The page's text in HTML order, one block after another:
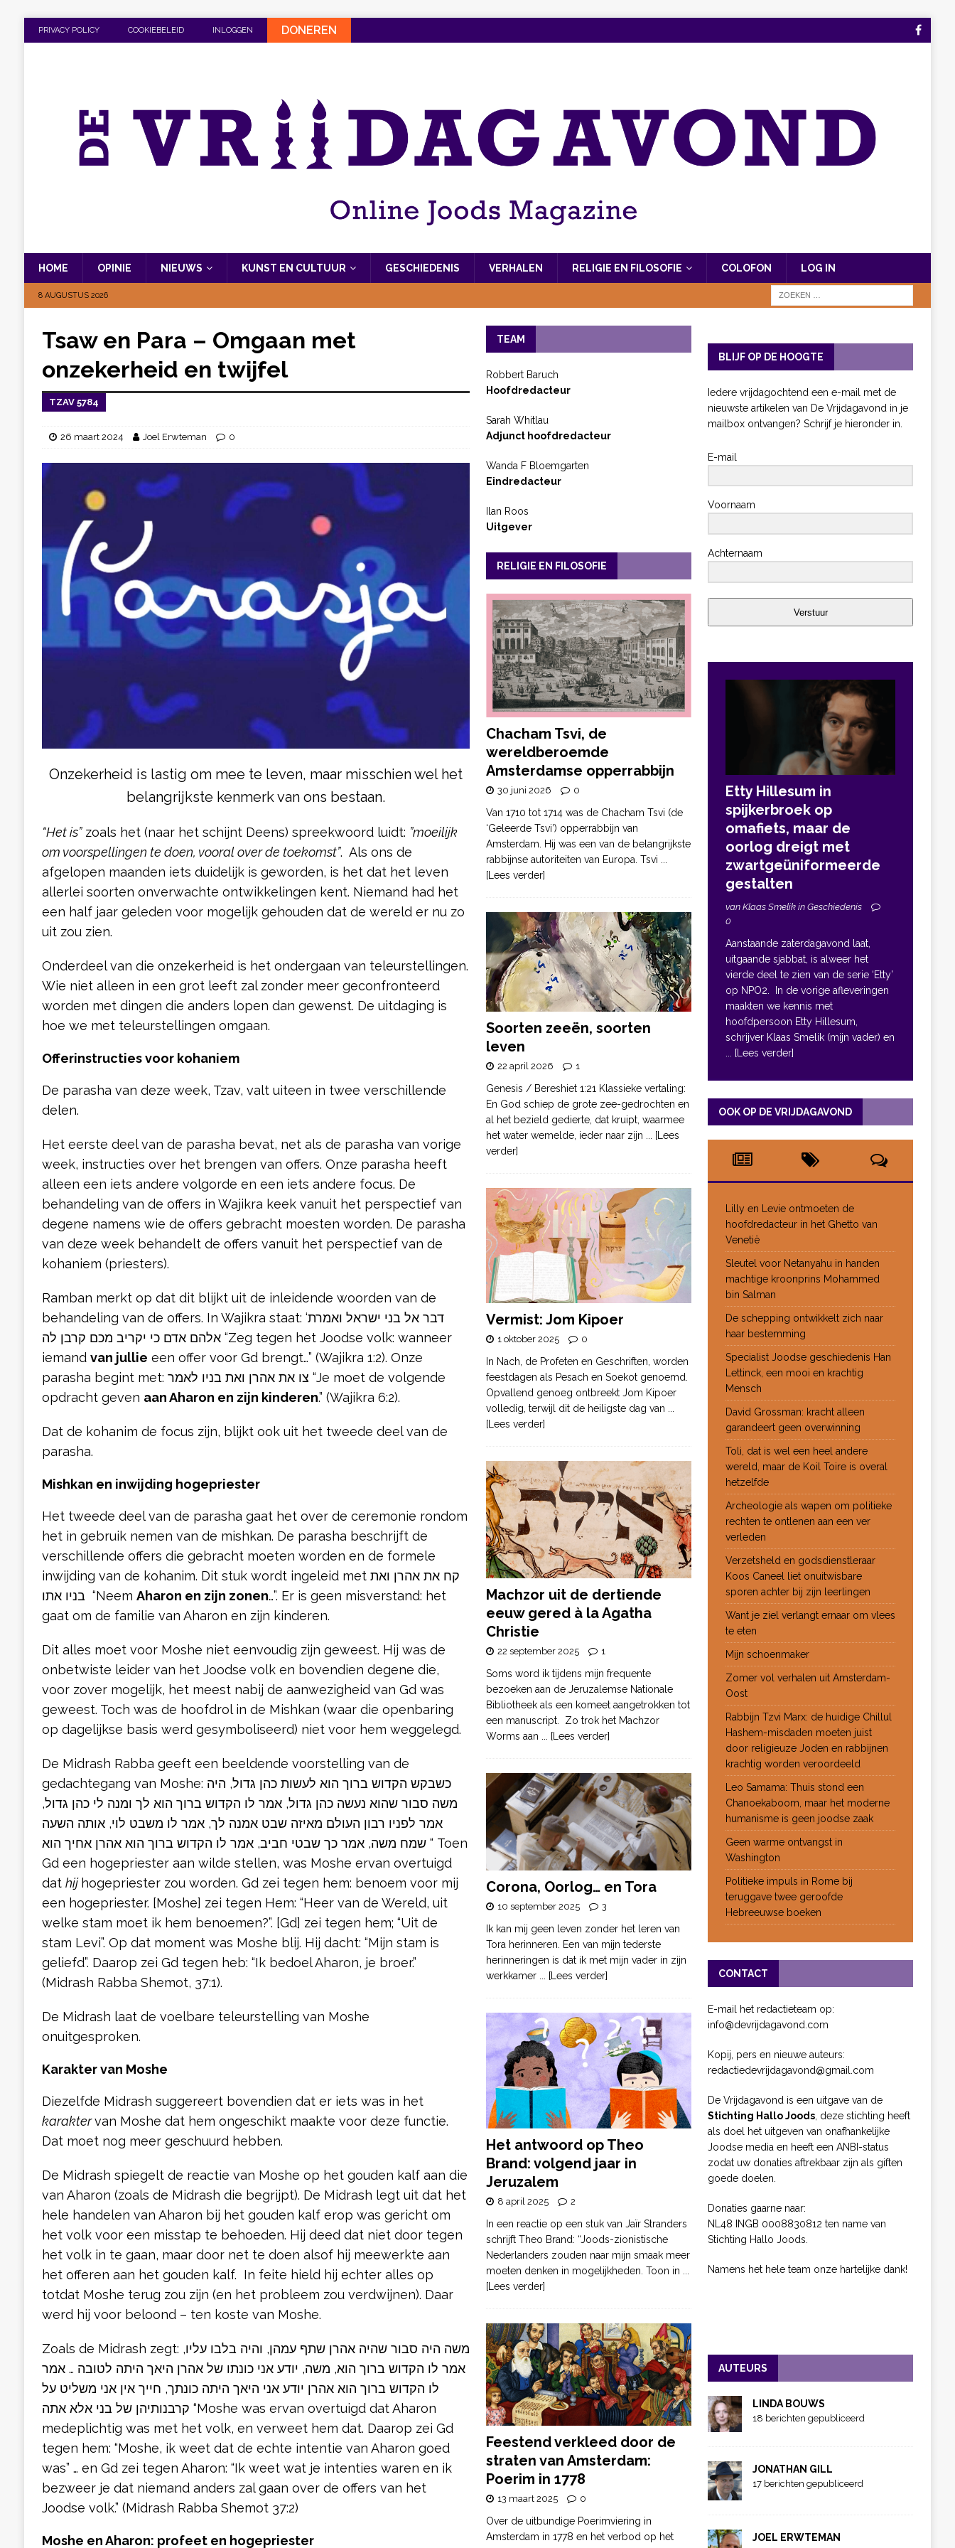
PRIVACY POLICY COOKIEBELEID INLOGGEN DONEREN
HOME OPINIE NIEUWS KUNST EN CULTUUR GESCHIEDENIS VERHALEN RELIGIE EN FILOSOFIE COLOFON LOG IN
8 AUGUSTUS 2026
Tsaw en Para – Omgaan met
onzekerheid en twijfel
TZAV 5784
26 maart 2024 Joel Erwteman 0
Onzekerheid is lastig om mee te leven, maar misschien wel het
belangrijkste kenmerk van ons bestaan.
“Het is”zoals het (naar het schijnt Deens) spreekwoord luidt: ”moeilijk
om voorspellingen te doen, vooral over de toekomst”. Als ons de
afgelopen maanden iets duidelijk is geworden, is het dat het leven
allerlei soorten onverwachte ontwikkelingen kent. Niemand had het
een half jaar geleden voor mogelijk gehouden dat de wereld er nu zo
uit zou zien.
Onderdeel van die onzekerheid is het ondergaan van teleurstellingen.
Wie niet alleen in een grot leeft zal zonder meer geconfronteerd
worden met dingen die anders lopen dan gewenst. De uitdaging is
hoe we met teleurstellingen omgaan.
Offerinstructies voor kohaniem
De parasha van deze week, Tzav, valt uiteen in twee verschillende
delen.
Het eerste deel van de parasha bevat, net als de parasha van vorige
week, instructies over het brengen van offers. Onze parasha heeft
alleen een iets andere volgorde en een iets andere focus. De
behandeling van de offers in Wajikra keek vanuit het perspectief van
degene namens wie de offers gebracht moesten worden. De parasha
van deze week behandelt de offers vanuit het perspectief van de
kohaniem (priesters).
Ramban merkt op dat dit blijkt uit de inleidende woorden van de
behandeling van de offers. In Wajikra staat: ‘דבר אל בני ישראל ואמרת
אלהם אדם כי יקריב מכם קרבן לה “Zeg tegen het Joodse volk: wanneer
iemand van jullie een offer voor Gd brengt…” (Wajikra 1:2). Onze
parasha begint met: צו את אהרן ואת בניו לאמר “Je moet de volgende
opdracht geven aan Aharon en zijn kinderen.” (Wajikra 6:2).
Dat de kohanim de focus zijn, blijkt ook uit het tweede deel van de
parasha.
Mishkan en inwijding hogepriester
Het tweede deel van de parasha gaat het over de ceremonie rondom
het in gebruik nemen van de mishkan. De parasha beschrijft de
verschillende offers die gebracht moeten worden en de formele
inwijding van de kohanim. Dit stuk wordt ingeleid met קח את אהרן ואת
בניו אתו “Neem Aharon en zijn zonen…”. Er is geen misverstand: het
gaat om de familie van Aharon en zijn kinderen.
Dit alles moet voor Moshe niet eenvoudig zijn geweest. Hij was de
onbetwiste leider van het Joodse volk en bovendien degene die,
voor zover mogelijk, het meest nabij de aanwezigheid van Gd was
geweest. Toch was de hoofdrol in de Mishkan (waar die openbaring
op dagelijkse basis werd gesymboliseerd) niet voor hem weggelegd.
De Midrash Rabba geeft een beeldende voorstelling van de
gedachtegang van Moshe: כשבקש הקדוש ברוך הוא לעשות כהן גדול, היה
משה סבור שהוא נעשה כהן גדול, אמר לו הקדוש ברוך הוא לך ומנה לי כהן גדול,
אמר לפניו רבון העולם מאיזה שבט אמנה לך, אמר לו משבט לוי, אותה השעה
שמח משה, אמר כך שבטי חביב, אמר לו הקדוש ברוך הוא אהרן אחיך הוא “ Toen
Gd een hogepriester aan wilde stellen, was Moshe ervan overtuigd
dat hij hogepriester zou worden. Gd zei tegen hem: benoem voor mij
een hogepriester. [Moshe] zei tegen Hem: “Heer van de Wereld, uit
welke stam moet ik hem benoemen?”. [Gd] zei tegen hem; “Uit de
stam Levi”. Op dat moment was Moshe blij. Hij dacht: “Mijn stam is
geliefd”. Daarop zei Gd tegen heb: “Ik bedoel Aharon, je broer.”
(Midrash Rabba Shemot, 37:1).
De Midrash laat de voelbare teleurstelling van Moshe
onuitgesproken.
Karakter van Moshe
Diezelfde Midrash suggereert bovendien dat er iets was in het
karaktervan Moshe dat hem ongeschikt maakte voor deze functie.
Dat moet nog meer geschuurd hebben.
De Midrash spiegelt de reactie van Moshe op het gouden kalf aan die
van Aharon (zoals de Midrash die begrijpt). De Midrash legt uit dat het
hele handelen van Aharon bij het gouden kalf erop was gericht om
het volk voor een misstap te behoeden. Hij deed dat niet door tegen
het volk in te gaan, maar door net te doen alsof hij meewerkte aan
het offeren aan het gouden kalf. In feite hield hij echter alles op
totdat Moshe terug zou zijn (en het probleem zou verdwijnen). Daar
werd hij voor beloond – ten koste van Moshe.
Zoals de Midrash zegt: משה היה סבור שהיה אהרן שתף עמהן, והיה בלבו עליו,
אמר לו הקדוש ברוך הוא, משה, יודע אני כונתו של אהרן היאך היתה לטובה … אמר
לו הקדוש ברוך הוא אהרן יודע אני היאך היתה כונתך, חייך אין אני משליט על
קרבנותיהן של בני אלא אתה “Moshe was ervan overtuigd dat Aharon
medeplichtig was met het volk, en verweet hem dat. Daarop zei Gd
tegen hem: “Moshe, ik weet dat de echte intentie van Aharon goed
was” … en Gd zei tegen Aharon: “Ik weet wat je intenties waren en ik
bezweer je dat niemand anders zal gaan over de offers van het
Joodse volk.” (Midrash Rabba Shemot 37:2)
Moshe en Aharon: profeet en hogepriester
TEAM
Robbert Baruch
Hoofdredacteur
Sarah Whitlau
Adjunct hoofdredacteur
Wanda F Bloemgarten
Eindredacteur
Ilan Roos
Uitgever
RELIGIE EN FILOSOFIE
Chacham Tsvi, de
wereldberoemde
Amsterdamse opperrabbijn
30 juni 2026 0
Van 1710 tot 1714 was de Chacham Tsvi (de
‘Geleerde Tsvi’) opperrabbijn van
Amsterdam. Hij was een van de belangrijkste
rabbijnse autoriteiten van Europa. Tsvi
[Lees verder]
Soorten zeeën, soorten
leven
22 april 2026 1
Genesis / Bereshiet 1:21 Klassieke vertaling:
En God schiep de grote zee-gedrochten en
al het bezield gedierte, dat kruipt, waarmee
het water wemelde, ieder naar zijn ... [Lees
verder]
Vermist: Jom Kipoer
1 oktober 2025 0
In Nach, de Profeten en Geschriften, worden
feestdagen als Pesach en Soekot genoemd.
Opvallend genoeg ontbreekt Jom Kipoer
volledig, terwijl dit de heiligste dag van
[Lees verder]
Machzor uit de dertiende
eeuw gered à la Agatha
Christie
22 september 2025 1
Soms word ik tijdens mijn frequente
bezoeken aan de Jeruzalemse Nationale
Bibliotheek als een komeet aangetrokken tot
een manuscript. Zo trok het Machzor
Worms aan ... [Lees verder]
Corona, Oorlog… en Tora
10 september 2025 3
Ik kan mij geen leven zonder het leren van
Tora herinneren. Een van mijn tederste
herinneringen is dat ik met mijn vader in zijn
werkkamer ... [Lees verder]
Het antwoord op Theo
Brand: volgend jaar in
Jeruzalem
8 april 2025 2
In een reactie op een stuk van Jaïr Stranders
schrijft Theo Brand: “Joods-zionistische
Nederlanders zouden naar mijn smaak meer
moeten denken in mogelijkheden. Toon in
[Lees verder]
Feestend verkleed door de
straten van Amsterdam:
Poerim in 1778
13 maart 2025 0
Over de uitbundige Poerimviering in
Amsterdam in 1778 en het verbod op het
BLIJF OP DE HOOGTE
Iedere vrijdagochtend een e-mail met de
nieuwste artikelen van De Vrijdagavond in je
mailbox ontvangen? Schrijf je hieronder in.
E-mail
Voornaam
Achternaam
Verstuur
Etty Hillesum in
spijkerbroek op
omafiets, maar de
oorlog dreigt met
zwartgeüniformeerde
gestalten
van Klaas Smelik in Geschiedenis
0
Aanstaande zaterdagavond laat,
uitgaande sjabbat, is alweer het
vierde deel te zien van de serie ‘Etty’
op NPO2. In de vorige afleveringen
maakten we kennis met
hoofdpersoon Etty Hillesum,
schrijver Klaas Smelik (mijn vader) en
... [Lees verder]
OOK OP DE VRIJDAGAVOND
Lilly en Levie ontmoeten de
hoofdredacteur in het Ghetto van
Venetië
Sleutel voor Netanyahu in handen
machtige kroonprins Mohammed
bin Salman
De schepping ontwikkelt zich naar
haar bestemming
Specialist Joodse geschiedenis Han
Lettinck, een mooi en krachtig
Mensch
David Grossman: kracht alleen
garandeert geen overwinning
Toli, dat is wel een heel andere
wereld, maar de Koil Toire is overal
hetzelfde
Archeologie als wapen om politieke
rechten te ontlenen aan een ver
verleden
Verzetsheld en godsdienstleraar
Koos Caneel liet onuitwisbare
sporen achter bij zijn leerlingen
Want je ziel verlangt ernaar om vlees
te eten
Mijn schoenmaker
Zomer vol verhalen uit Amsterdam-
Oost
Rabbijn Tzvi Marx: de huidige Chillul
Hashem-misdaden moeten juist
door religieuze Joden en rabbijnen
krachtig worden veroordeeld
Leo Samama: Thuis stond een
Chanoekaboom, maar het moderne
humanisme is geen joodse zaak
Geen warme ontvangst in
Washington
Politieke impuls in Rome bij
teruggave twee geroofde
Hebreeuwse boeken
CONTACT
E-mail het redactieteam op:
info@devrijdagavond.com
Kopij, pers en nieuwe auteurs:
redactiedevrijdagavond@gmail.com
De Vrijdagavond is een uitgave van de
Stichting Hallo Joods, deze stichting heeft
als doel het uitgeven van onafhankelijke
Joodse media en heeft een ANBI-status
zodat uw donaties aftrekbaar zijn als giften
goede doelen.
Donaties gaarne naar:
NL48 INGB 0008830812 ten name van
Stichting Hallo Joods.
Namens het hele team onze hartelijke dank!
AUTEURS
LINDA BOUWS
18 berichten gepubliceerd
JONATHAN GILL
17 berichten gepubliceerd
JOEL ERWTEMAN